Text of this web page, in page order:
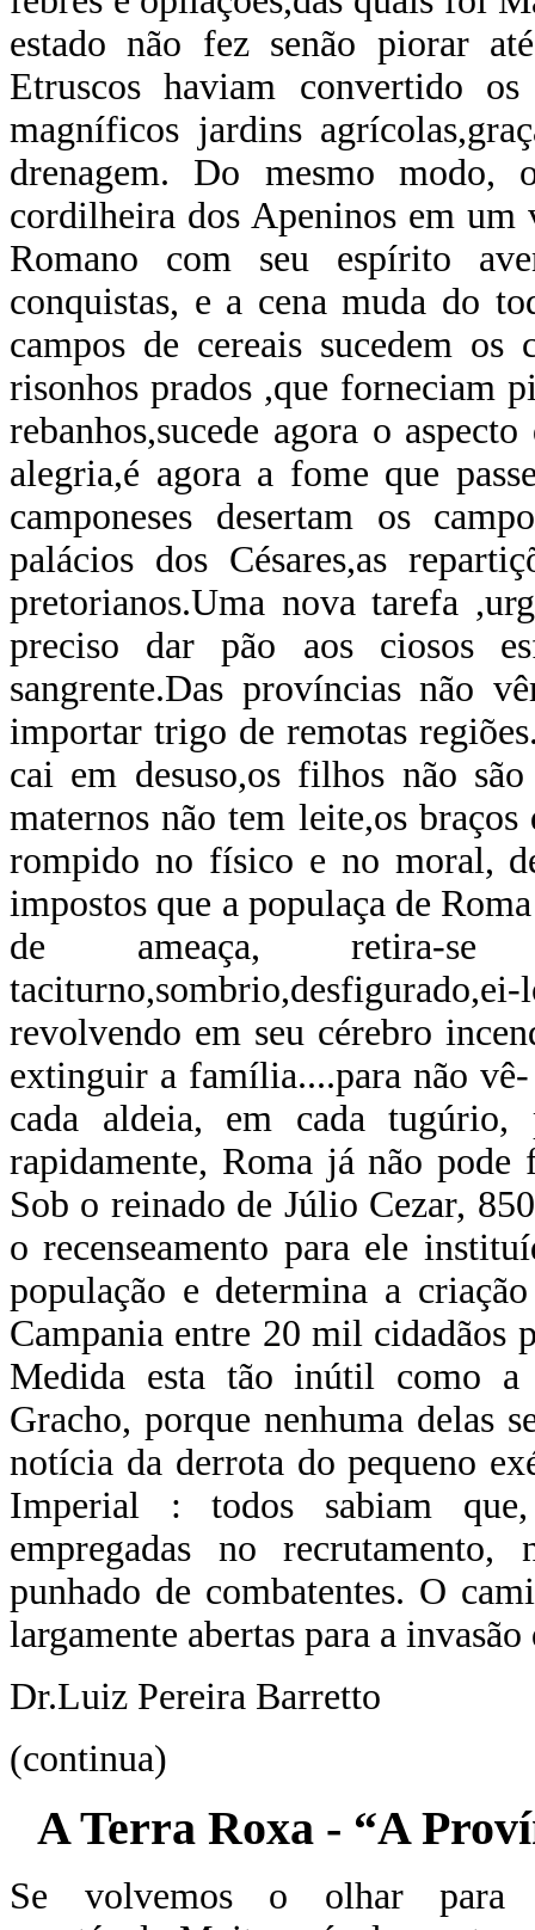
estado não fez senão piorar
Etruscos haviam convertido
magníficos jardins
drenagem. Do mesmo modo,
cordilheira dos Apeninos em um
Romano com seu espírito
conquistas, e a cena muda do
campos de cereais sucedem os
risonhos prados ,que forneciam
rebanhos,sucede agora o
alegria,é agora a fome que
camponeses desertam os
palácios dos Césares,as
pretorianos.Uma nova tarefa
preciso dar pão aos ciosos
sangrente.Das províncias não
importar trigo de remotas
cai em desuso,os filhos não
maternos não tem leite,os
rompido no físico e no moral,
impostos que a populaça de
de ameaça, retira-
taciturno,sombrio,desfigurado,ei-
revolvendo em seu cérebro
extinguir a família....para não
cada aldeia, em cada tugúrio,
rapidamente, Roma já não
Sob o reinado de Júlio Cezar,
o recenseamento para ele
população e determina a
Campania entre 20 mil cidadãos
Medida esta tão inútil como a
Gracho, porque nenhuma delas
notícia da derrota do pequeno
Imperial : todos sabiam
empregadas no
punhado de combatentes. O
largamente abertas para a invasão
Dr.Luiz Pereira Barretto
(continua)
A Terra Roxa - “A
Se volvemos o olhar para